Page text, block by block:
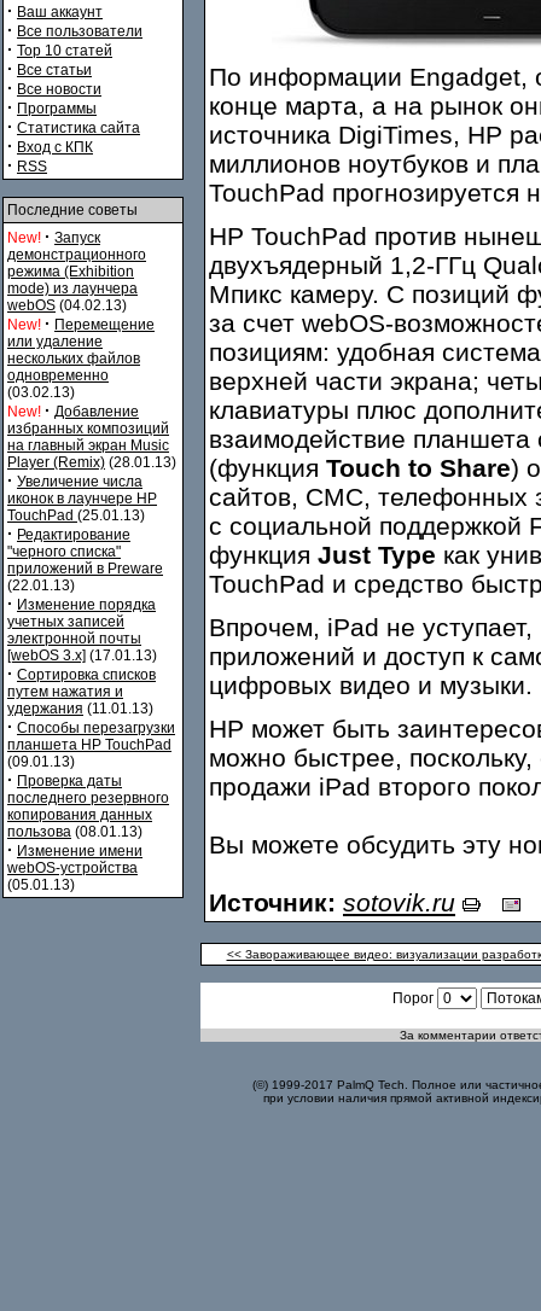
· Ваш аккаунт
· Все пользователи
· Top 10 статей
· Все статьи
· Все новости
· Программы
· Статистика сайта
· Вход с КПК
· RSS
Последние советы
New! · Запуск
демонстрационного
режима (Exhibition
mode) из лаунчера
webOS (04.02.13)
New! · Перемещение
или удаление
нескольких файлов
одновременно
(03.02.13)
New! · Добавление
избранных композиций
на главный экран Music
Player (Remix) (28.01.13)
· Увеличение числа
иконок в лаунчере HP
TouchPad (25.01.13)
· Редактирование
"черного списка"
приложений в Preware
(22.01.13)
· Изменение порядка
учетных записей
электронной почты
[webOS 3.x] (17.01.13)
· Сортировка списков
путем нажатия и
удержания (11.01.13)
· Способы перезагрузки
планшета HP TouchPad
(09.01.13)
· Проверка даты
последнего резервного
копирования данных
пользова (08.01.13)
· Изменение имени
webOS-устройства
(05.01.13)
По информации Engadget,
конце марта, а на рынок
источника DigiTimes, HP
миллионов ноутбуков и
TouchPad прогнозируется
HP TouchPad против
двухъядерный 1,2-ГГц
Мпикс камеру. С позиций
за счет webOS-
позициям: удобная
верхней части экрана;
клавиатуры плюс
взаимодействие
(функция Touch to Share)
сайтов, СМС, телефонных
с социальной поддержкой
функция Just Type как
TouchPad и средство
Впрочем, iPad не
приложений и доступ к
цифровых видео и музыки.
HP может быть
можно быстрее,
продажи iPad второго
Вы можете обсудить эту
Источник: sotovik.ru
<< Завораживающее видео: визуализации
Порог
За комментарии
(©) 1999-2017 PalmQ Tech. Полное или
при условии наличия прямой активной